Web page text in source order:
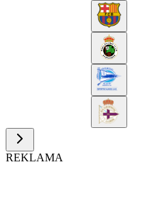
REKLAMA